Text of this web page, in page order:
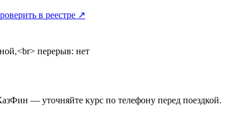
в реестре ↗
перерыв: нет
— уточняйте курс по телефону перед поездкой.